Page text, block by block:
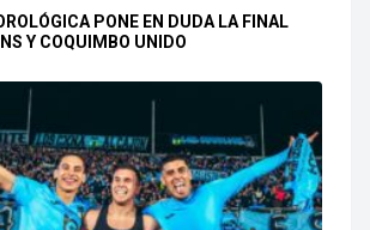
PONE EN DUDA LA FINAL
Y COQUIMBO UNIDO